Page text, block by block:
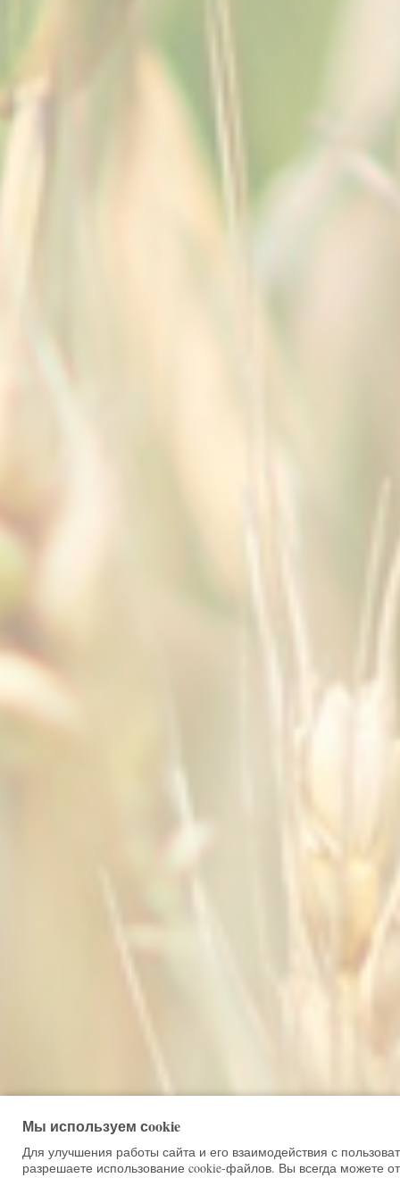
Мы используем сookie
Для улучшения работы сайта и его взаимодействия с
разрешаете использование cookie-файлов. Вы всегда можете